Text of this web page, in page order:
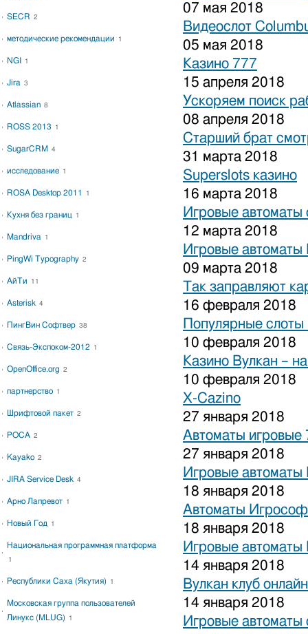
07 мая 2018
Видеослот
05 мая 2018
Казино 777
15 апреля 2018
Ускоряем поиск
08 апреля 2018
Старший брат
31 марта 2018
Superslots казино
16 марта 2018
Игровые автоматы
12 марта 2018
Игровые автоматы
09 марта 2018
Так заправляют
16 февраля 2018
Популярные слоты
10 февраля 2018
Казино Вулкан –
10 февраля 2018
X-Cazino
27 января 2018
Автоматы игровые
27 января 2018
Игровые автоматы
18 января 2018
Автоматы
18 января 2018
Игровые автоматы
14 января 2018
Вулкан клуб онлайн
14 января 2018
Игровые
SECR 2
методические рекомендации 1
NGI 1
Jira 3
Atlassian 8
ROSS 2013 1
SugarCRM 4
исследование 1
ROSA Desktop 2011 1
Кухня без границ 1
Mandriva 1
PingWi Typography 2
АйТи 11
Asterisk 4
ПингВин Софтвер 38
Связь-Экспоком-2012 1
OpenOffice.org 2
партнерство 1
Шрифтовой пакет 2
РОСА 2
Kayako 2
JIRA Service Desk 4
Арно Лапревот 1
Новый Год 1
Национальная программная платформа
1
Республики Саха (Якутия) 1
Московская группа пользователей
Линукс (MLUG)
1